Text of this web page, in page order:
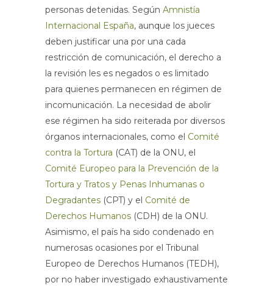
personas detenidas. Según Amnistía
Internacional España, aunque los jueces
deben justificar una por una cada
restricción de comunicación, el derecho a
la revisión les es negados o es limitado
para quienes permanecen en régimen de
incomunicación. La necesidad de abolir
ese régimen ha sido reiterada por diversos
órganos internacionales, como el Comité
contra la Tortura (CAT) de la ONU, el
Comité Europeo para la Prevención de la
Tortura y Tratos y Penas Inhumanas o
Degradantes (CPT) y el Comité de
Derechos Humanos (CDH) de la ONU.
Asimismo, el país ha sido condenado en
numerosas ocasiones por el Tribunal
Europeo de Derechos Humanos (TEDH),
por no haber investigado exhaustivamente